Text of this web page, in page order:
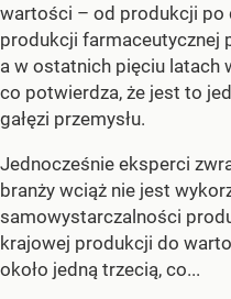
wartości – od produkcji po
produkcji farmaceutycznej
a w ostatnich pięciu latach
co potwierdza, że jest to
gałęzi przemysłu.
Jednocześnie eksperci
branży wciąż nie jest
samowystarczalności
krajowej produkcji do
około jedną trzecią, co...